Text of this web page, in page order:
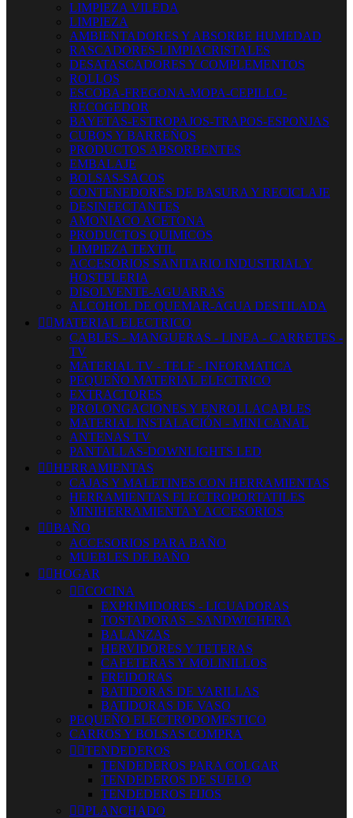
LIMPIEZA VILEDA
LIMPIEZA
AMBIENTADORES Y ABSORBE HUMEDAD
RASCADORES-LIMPIACRISTALES
DESATASCADORES Y COMPLEMENTOS
ROLLOS
ESCOBA-FREGONA-MOPA-CEPILLO-
RECOGEDOR
BAYETAS-ESTROPAJOS-TRAPOS-ESPONJAS
CUBOS Y BARREÑOS
PRODUCTOS ABSORBENTES
EMBALAJE
BOLSAS-SACOS
CONTENEDORES DE BASURA Y RECICLAJE
DESINFECTANTES
AMONIACO ACETONA
PRODUCTOS QUIMICOS
LIMPIEZA TEXTIL
ACCESORIOS SANITARIO INDUSTRIAL Y
HOSTELERIA
DISOLVENTE-AGUARRAS
ALCOHOL DE QUEMAR-AGUA DESTILADA
 MATERIAL ELECTRICO
CABLES - MANGUERAS - LINEA - CARRETES -
TV
MATERIAL TV - TELF - INFORMATICA
PEQUEÑO MATERIAL ELECTRICO
EXTRACTORES
PROLONGACIONES Y ENROLLACABLES
MATERIAL INSTALACIÓN - MINI CANAL
ANTENAS TV
PANTALLAS-DOWNLIGHTS LED
 HERRAMIENTAS
CAJAS Y MALETINES CON HERRAMIENTAS
HERRAMIENTAS ELECTROPORTATILES
MINIHERRAMIENTA Y ACCESORIOS
 BAÑO
ACCESORIOS PARA BAÑO
MUEBLES DE BAÑO
 HOGAR
 COCINA
EXPRIMIDORES - LICUADORAS
TOSTADORAS - SANDWICHERA
BALANZAS
HERVIDORES Y TETERAS
CAFETERAS Y MOLINILLOS
FREIDORAS
BATIDORAS DE VARILLAS
BATIDORAS DE VASO
PEQUEÑO ELECTRODOMESTICO
CARROS Y BOLSAS COMPRA
 TENDEDEROS
TENDEDEROS PARA COLGAR
TENDEDEROS DE SUELO
TENDEDEROS FIJOS
 PLANCHADO